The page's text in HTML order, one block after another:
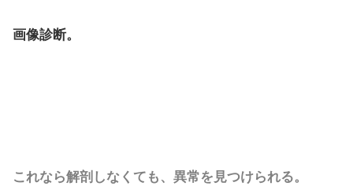
画像診断。
これなら解剖しなくても、異常を見つけられる。